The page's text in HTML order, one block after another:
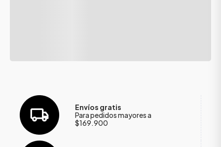
Envíos gratis
Para pedidos mayores a
$169.900